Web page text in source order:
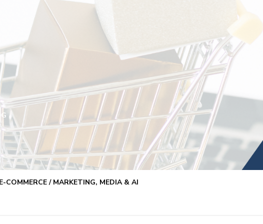
COMMERCE / MARKETING, MEDIA & AI